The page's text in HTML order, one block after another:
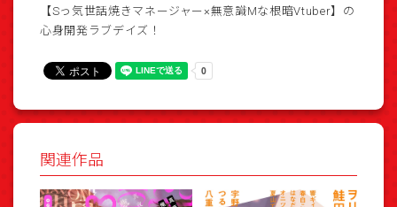
【Sっ気世話焼きマネージャー×無意識Mな根暗Vtuber】の
心身開発ラブデイズ！
関連作品